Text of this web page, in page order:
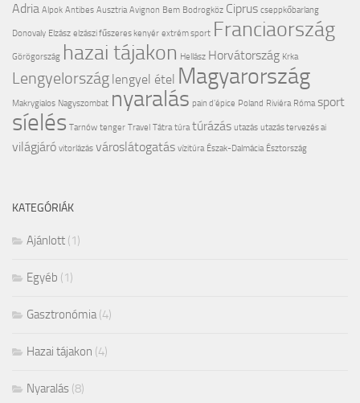
Adria Alpok Antibes Ausztria Avignon Bem Bodrogköz Ciprus cseppkőbarlang
Donovaly Elzász elzászi fűszeres kenyér extrém sport Franciaország
Görögország hazai tájakon Hellász Horvátország Krka
Lengyelország lengyel étel Magyarország
Makrygialos Nagyszombat nyaralás pain d'épice Poland Riviéra Róma sport
síelés Tarnów tenger Travel Tátra túra túrázás utazás utazás tervezés ai
világjáró vitorlázás városlátogatás vízitúra Észak-Dalmácia Észtország
KATEGÓRIÁK
Ajánlott (1)
Egyéb (1)
Gasztronómia(4)
Hazai tájakon (4)
Nyaralás (8)